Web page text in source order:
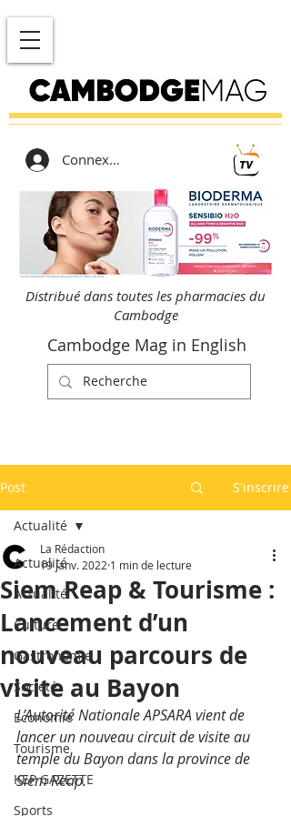
Connexion
Distribué dans toutes les pharmacies du
Cambodge
Cambodge Mag in English
Post S'inscrire
Actualité
Actualité
Culture
Gastronomie
Société
Economie
Tourisme
KEP GAZETTE
Sports
Actualité
Siem Reap & Tourisme :
Lancement d’un
nouveau parcours de
visite au Bayon
La Rédaction
19 janv. 2022 1 min de lecture
L’Autorité Nationale APSARA vient de
lancer un nouveau circuit de visite au
temple du Bayon dans la province de
Siem Reap.